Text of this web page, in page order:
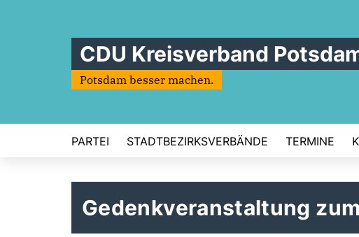
CDU Kreisverband
Potsdam besser machen.
PARTEI STADTBEZIRKSVERBÄNDE TERMINE
Gedenkveranstaltung